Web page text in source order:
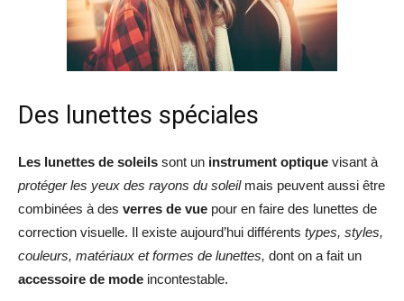
Des lunettes spéciales
Les lunettes de soleils sont un instrument optique visant à
protéger les yeux des rayons du soleilmais peuvent aussi être
combinées à des verres de vue pour en faire des lunettes de
correction visuelle. Il existe aujourd’hui différents types, styles,
couleurs, matériaux et formes de lunettes, dont on a fait un
accessoire de mode incontestable.